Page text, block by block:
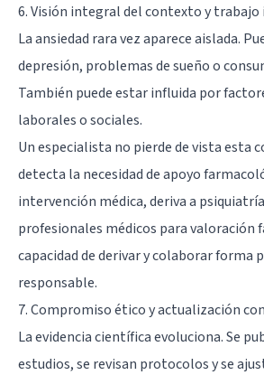
6. Visión integral del contexto y
La ansiedad rara vez aparece aislada.
depresión, problemas de sueño o
También puede estar influida por
laborales o sociales.
Un especialista no pierde de vista esta
detecta la necesidad de apoyo
intervención médica, deriva a
profesionales médicos para valoración
capacidad de derivar y colaborar forma
responsable.
7. Compromiso ético y actualización
La evidencia científica evoluciona. Se
estudios, se revisan protocolos y se